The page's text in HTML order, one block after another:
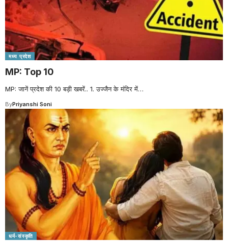
मध्य प्रदेश
MP: Top 10
MP: जानें प्रदेश की 10 बड़ी खबरें.. 1. उज्जैन के मंदिर में…
ByPriyanshi Soni
धर्म-संस्कृति